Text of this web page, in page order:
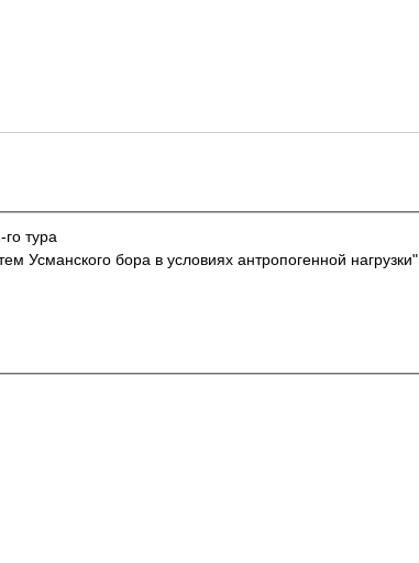
тура
Усманского бора в условиях антропогенной нагрузки"